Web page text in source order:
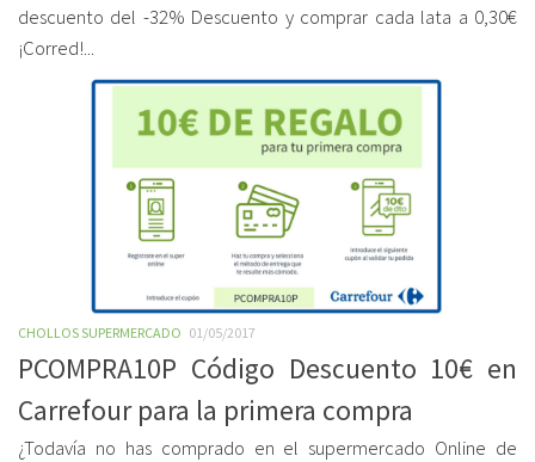
descuento del -32% Descuento y comprar cada lata a 0,30€
¡Corred!...
CHOLLOS SUPERMERCADO 01/05/2017
PCOMPRA10P Código Descuento 10€ en
Carrefour para la primera compra
¿Todavía no has comprado en el supermercado Online de